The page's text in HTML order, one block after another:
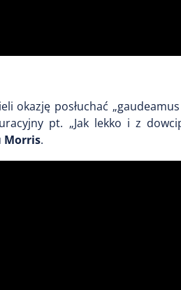
okazję posłuchać
pt. „Jak lekko i z
Morris.